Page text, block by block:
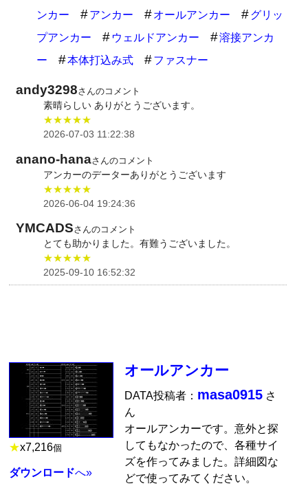
ンカー
アンカー オールアンカー
グリッ
プアンカー
ウェルドアンカー
溶接アンカ
ー
本体打込み式 ファスナー
andy3298さんのコメント
素晴らしい ありがとうございます。
★★★★★
2026-07-03 11:22:38
anano-hanaさんのコメント
アンカーのデーターありがとうございます
★★★★★
2026-06-04 19:24:36
YMCADSさんのコメント
とても助かりました。有難うございました。
★★★★★
2025-09-10 16:52:32
★x7,216個
ダウンロードへ»
オールアンカー
DATA投稿者： masa0915 さ
ん
オールアンカーです。意外と探
してもなかったので、各種サイ
ズを作ってみました。詳細図な
どで使ってみてください。